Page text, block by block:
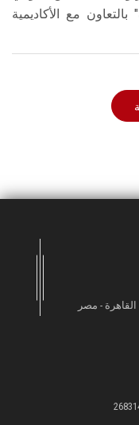
مع الأكاديمية
القاهرة - مصر